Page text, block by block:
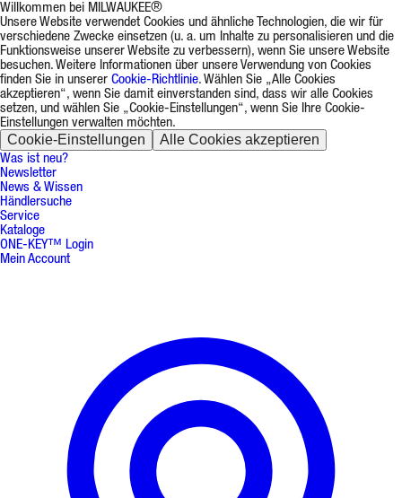
Willkommen bei MILWAUKEE®
Unsere Website verwendet Cookies und ähnliche Technologien, die wir für
verschiedene Zwecke einsetzen (u. a. um Inhalte zu personalisieren und die
Funktionsweise unserer Website zu verbessern), wenn Sie unsere Website
besuchen. Weitere Informationen über unsere Verwendung von Cookies
finden Sie in unserer Cookie-Richtlinie. Wählen Sie „Alle Cookies
akzeptieren“, wenn Sie damit einverstanden sind, dass wir alle Cookies
setzen, und wählen Sie „Cookie-Einstellungen“, wenn Sie Ihre Cookie-
Einstellungen verwalten möchten.
Cookie-Einstellungen Alle Cookies akzeptieren
Was ist neu?
Newsletter
News & Wissen
Händlersuche
Service
Kataloge
ONE-KEY™ Login
Mein Account